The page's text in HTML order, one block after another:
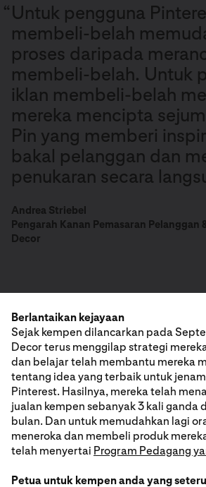
“Untuk pengguna
membeli-belah
proses daripada
membeli-belah. Untuk
iklan membeli-belah
mereka mencipta
Pin yang memberi
bakal pelanggan dan
penukaran secara
Andrea Striebel
Pengarah Kanan Pemasaran
Decor
Berlantaikan kejayaan
Sejak kempen dilancarkan pada
Decor terus menggilap strategi
dan belajar telah membantu mereka
tentang idea yang terbaik untuk
Pinterest. Hasilnya, mereka telah
jualan kempen sebanyak 3 kali ganda
bulan. Dan untuk memudahkan lagi
meneroka dan membeli produk
telah menyertai Program Pedagang
Petua untuk kempen anda yang